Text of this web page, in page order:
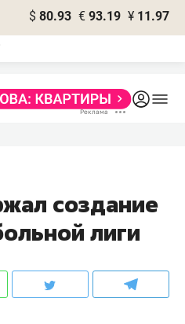
$ 80.93 € 93.19 ¥ 11.97
создание
лиги